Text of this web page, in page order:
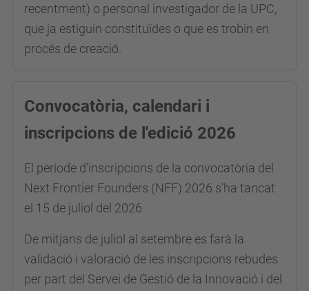
recentment) o personal investigador de la UPC,
que ja estiguin constituïdes o que es trobin en
procés de creació.
Convocatòria, calendari i
inscripcions de l'edició 2026
El període d'inscripcions de la convocatòria del
Next Frontier Founders (NFF) 2026 s'ha tancat
el 15 de juliol del 2026
De mitjans de juliol al setembre es farà la
validació i valoració de les inscripcions rebudes
per part del Servei de Gestió de la Innovació i del